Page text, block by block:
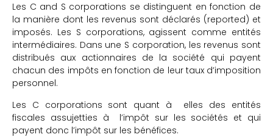
Les C and S corporations se distinguent en fonction de
la manière dont les revenus sont déclarés (reported) et
imposés. Les S corporations, agissent comme entités
intermédiaires. Dans une S corporation, les revenus sont
distribués aux actionnaires de la société qui payent
chacun des impôts en fonction de leur taux d’imposition
personnel.
Les C corporations sont quant à elles des entités
fiscales assujetties à l’impôt sur les sociétés et qui
payent donc l’impôt sur les bénéfices.